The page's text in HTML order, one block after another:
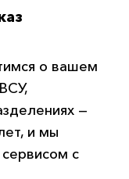
о вашем
—
и мы
с